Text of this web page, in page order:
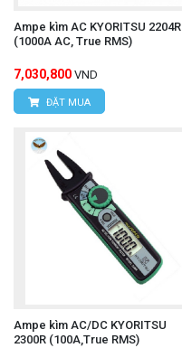
Ampe kìm AC KYORITSU 2204R
(1000A AC, True RMS)
7,030,800 VND
ĐẶT MUA
Ampe kìm AC/DC KYORITSU
2300R (100A,True RMS)